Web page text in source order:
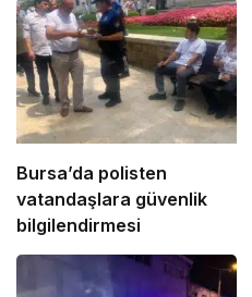
Bursa’da polisten
vatandaşlara güvenlik
bilgilendirmesi